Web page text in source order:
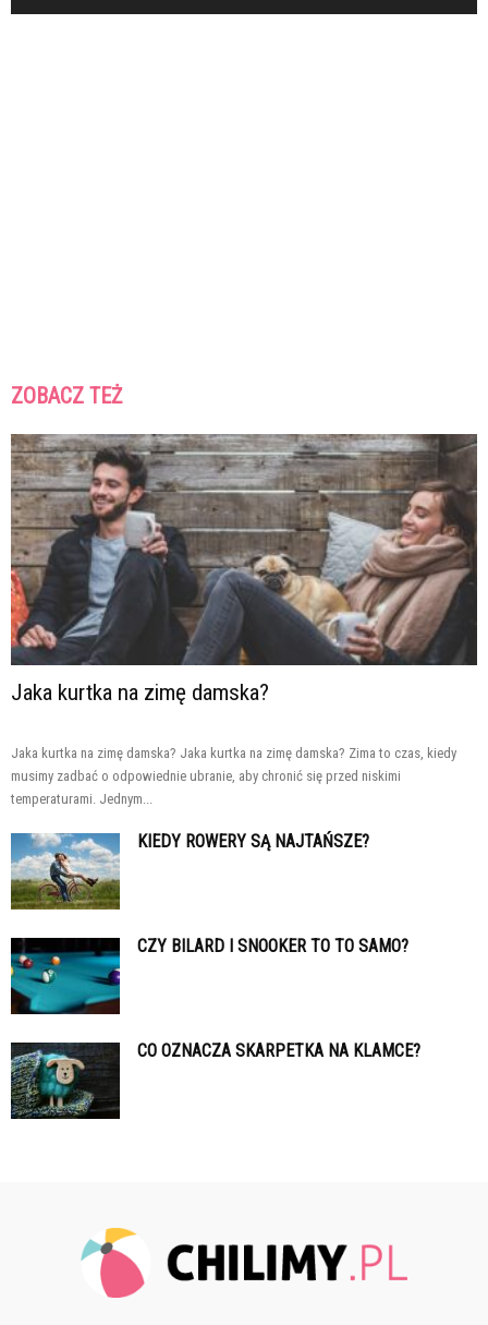
ZOBACZ TEŻ
Jaka kurtka na zimę damska?
Jaka kurtka na zimę damska? Jaka kurtka na zimę damska? Zima to czas, kiedy
musimy zadbać o odpowiednie ubranie, aby chronić się przed niskimi
temperaturami. Jednym...
KIEDY ROWERY SĄ NAJTAŃSZE?
CZY BILARD I SNOOKER TO TO SAMO?
CO OZNACZA SKARPETKA NA KLAMCE?